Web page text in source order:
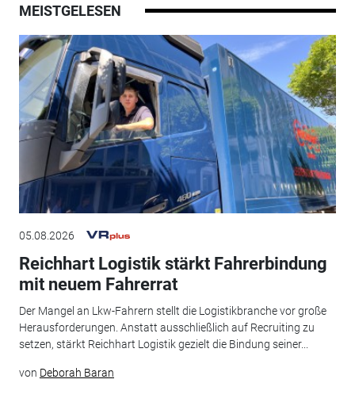
MEISTGELESEN
05.08.2026
Reichhart Logistik stärkt Fahrerbindung
mit neuem Fahrerrat
Der Mangel an Lkw-Fahrern stellt die Logistikbranche vor große
Herausforderungen. Anstatt ausschließlich auf Recruiting zu
setzen, stärkt Reichhart Logistik gezielt die Bindung seiner...
von Deborah Baran